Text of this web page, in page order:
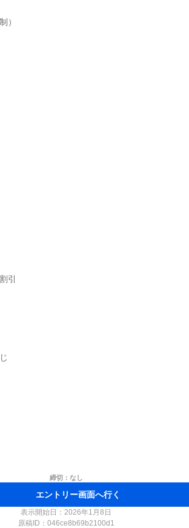
）
引
締切：なし
エントリー画面へ行く
表示開始日：2026年1月8日
原稿ID： 046ce8b69b2100d1